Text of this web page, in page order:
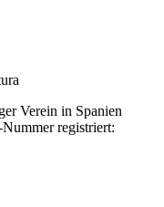
Verein in Spanien
registriert: